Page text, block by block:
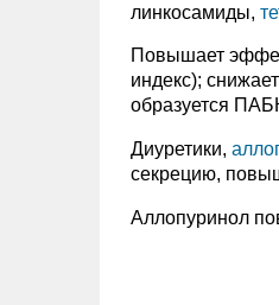
линкосамиды,
Повышает
индекс);
образуется
Диуретики,
секрецию,
Аллопуринол